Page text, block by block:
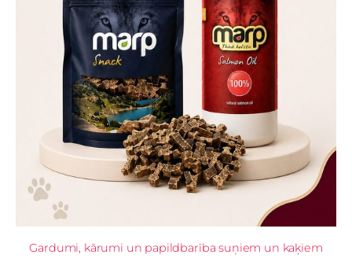
Gardumi, kārumi un papildbarība suņiem un kaķiem